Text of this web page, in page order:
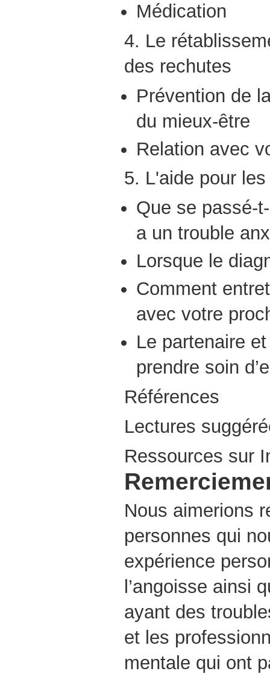
Médication
4. Le
des rechutes
Prévention de
du mieux-être
Relation avec
5. L'aide pour
Que se passé-
a un trouble
Lorsque le
Comment
avec votre
Le partenaire
prendre soin
Références
Lectures
Ressources sur
Nous aimerions
personnes qui
expérience
l’angoisse ainsi
ayant des
et les
mentale qui ont